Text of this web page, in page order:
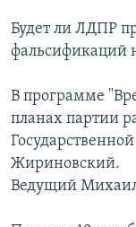
Все сайты РСЕ/
Будет ли ЛДПР
фальсификаций
В программе
планах партии
Жириновский.
Ведущий